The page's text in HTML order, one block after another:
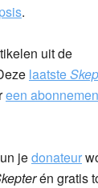
.
uit de
laatste
een
jedonateur
én gratis